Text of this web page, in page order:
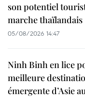
son potentiel
marche thaïlandais
05/08/2026 14:47
Ninh Binh en lice
meilleure
émergente d’Asie